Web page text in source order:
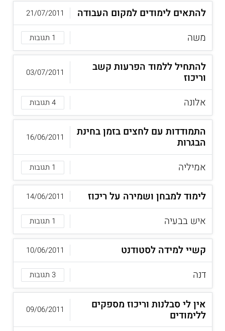
להתאים לימודים למקום העבודה
משה
1 תגובות
21/07/2011
להתחיל ללמוד הפרעות קשב
וריכוז
אלונה
4 תגובות
03/07/2011
התמודדות עם לחצים בזמן בחינת
הבגרות
אמיליה
1 תגובות
16/06/2011
לימוד למבחן ושמירה על ריכוז
איש בבעיה
1 תגובות
14/06/2011
קשיי למידה לסטודנט
דנה
3 תגובות
10/06/2011
אין לי סבלנות וריכוז מספקים
ללימודים
09/06/2011